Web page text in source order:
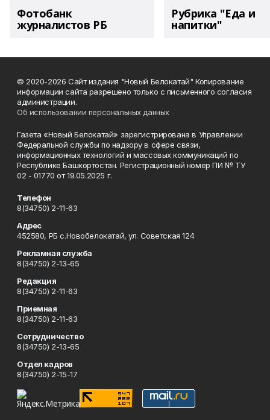
Фотобанк
журналистов РБ
Рубрика "Еда и
напитки"
© 2020-2026 Сайт издания "Новый Белокатай" Копирование
информации сайта разрешено только с письменного согласия
администрации.
Об использовании персональных данных
Газета «Новый Белокатай» зарегистрирована в Управлении
Федеральной службы по надзору в сфере связи,
информационных технологий и массовых коммуникаций по
Республике Башкортостан. Регистрационный номер ПИ № ТУ
02 - 01770 от 19.05.2025 г.
Телефон
8(34750) 2-11-63
Адрес
452580, РБ с.Новобелокатай, ул. Советская 124
Рекламная служба
8(34750) 2-13-65
Редакция
8(34750) 2-11-63
Приемная
8(34750) 2-11-63
Сотрудничество
8(34750) 2-13-65
Отдел кадров
8(34750) 2-15-17